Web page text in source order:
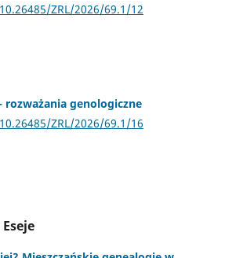
ZRL/2026/69.1/12
genologiczne
ZRL/2026/69.1/16